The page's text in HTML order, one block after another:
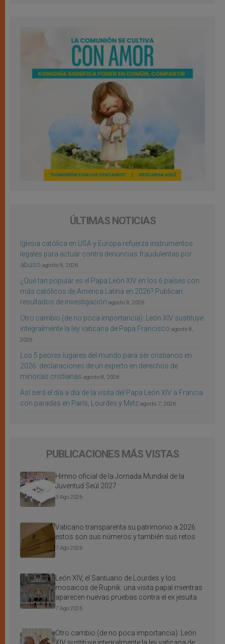
ÚLTIMAS NOTICIAS
Iglesia católica en USA y Europa refuerza instrumentos
legales para actuar contra denuncias fraudulentas por
abuso agosto 9, 2026
¿Qué tan popular es el Papa León XIV en los 6 países con
más católicos de América Latina en 2026? Publican
resultados de investigación agosto 9, 2026
Otro cambio (de no poca importancia): León XIV sustituye
integralmente la ley vaticana de Papa Francisco agosto 8,
2026
Los 5 peores lugares del mundo para ser cristianos en
2026: declaraciones de un experto en derechos de
minorías cristianas agosto 8, 2026
Así será el día a día de la visita del Papa León XIV a Francia
con paradas en París, Lourdes y Metz agosto 7, 2026
PUBLICACIONES MÁS VISTAS
Himno oficial de la Jornada Mundial de la
Juventud Seúl 2027
3 Ago 2026
Vaticano transparenta su patrimonio a 2026:
estos son sus números y también sus retos
7 Ago 2026
León XIV, el Santuario de Lourdes y los
mosaicos de Rupnik: una visita papal mientras
aparecen nuevas pruebas contra el ex jesuita
7 Ago 2026
Otro cambio (de no poca importancia): León